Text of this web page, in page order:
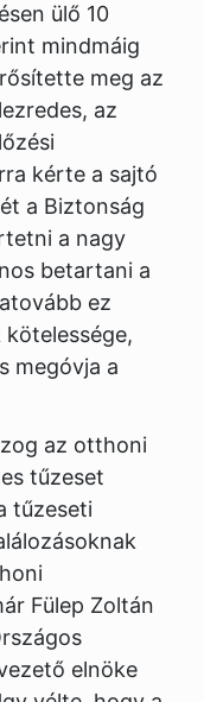
ülő 10
mindmáig
meg az
az
kérte a sajtó
a Biztonság
a nagy
betartani a
ez
megóvja a
az otthoni
tűzeset
tűzeseti
Fülep Zoltán
elnöke